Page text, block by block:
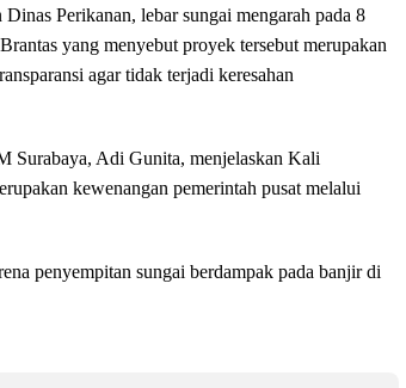
Perikanan, lebar sungai mengarah pada 8
yang menyebut proyek tersebut merupakan
agar tidak terjadi keresahan
Surabaya, Adi Gunita, menjelaskan Kali
kewenangan pemerintah pusat melalui
penyempitan sungai berdampak pada banjir di